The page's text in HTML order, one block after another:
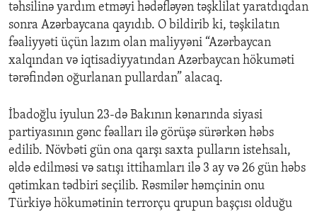
təhsilinə yardım etməyi hədəfləyən təşklilat yaratdıqdan
sonra Azərbaycana qayıdıb. O bildirib ki, təşkilatın
fəaliyyəti üçün lazım olan maliyyəni “Azərbaycan
xalqından və iqtisadiyyatından Azərbaycan hökuməti
tərəfindən oğurlanan pullardan” alacaq.
İbadoğlu iyulun 23-də Bakının kənarında siyasi
partiyasının gənc fəalları ilə görüşə sürərkən həbs
edilib. Növbəti gün ona qarşı saxta pulların istehsalı,
əldə edilməsi və satışı ittihamları ilə 3 ay və 26 gün həbs
qətimkan tədbiri seçilib. Rəsmilər həmçinin onu
Türkiyə hökumətinin terrorçu qrupun başçısı olduğu